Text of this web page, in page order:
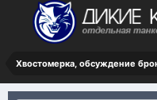
Хвостомерка, обсуждение